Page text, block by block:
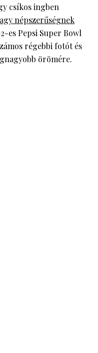
csíkos ingben
népszerűségnek
es Pepsi Super Bowl
régebbi fotót és
örömére.